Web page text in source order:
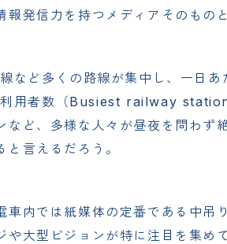
発信力を持つメディアそのもの
ど多くの路線が集中し、一日あ
用者数（Busiest railway
ど、多様な人々が昼夜を問わず
言えるだろう。
内では紙媒体の定番である中吊
大型ビジョンが特に注目を集め